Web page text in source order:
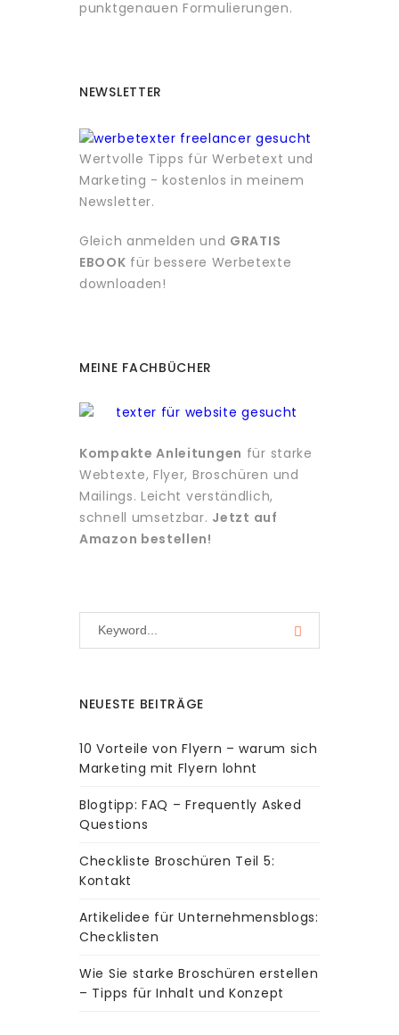
punktgenauen Formulierungen.
NEWSLETTER
Wertvolle Tipps für Werbetext und
Marketing - kostenlos in meinem
Newsletter.
Gleich anmelden und GRATIS
EBOOK für bessere Werbetexte
downloaden!
MEINE FACHBÜCHER
Kompakte Anleitungen für starke
Webtexte, Flyer, Broschüren und
Mailings. Leicht verständlich,
schnell umsetzbar. Jetzt auf
Amazon bestellen!
NEUESTE BEITRÄGE
10 Vorteile von Flyern – warum sich
Marketing mit Flyern lohnt
Blogtipp: FAQ – Frequently Asked
Questions
Checkliste Broschüren Teil 5:
Kontakt
Artikelidee für Unternehmensblogs:
Checklisten
Wie Sie starke Broschüren erstellen
– Tipps für Inhalt und Konzept